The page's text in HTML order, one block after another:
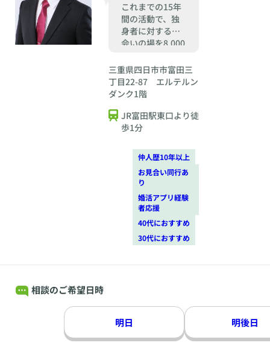
これまでの15年
間の活動で、独
身者に対する出
会いの場を8,000
きました！
三重県四日市市富田三
丁目22-87 エルテルン
ダンク1階
JR富田駅東口より徒
歩1分
仲人歴10年以上
お見合い同行あ
り
婚活アプリ経験
者応援
40代におすすめ
30代におすすめ
相談のご希望日時
明日 明後日